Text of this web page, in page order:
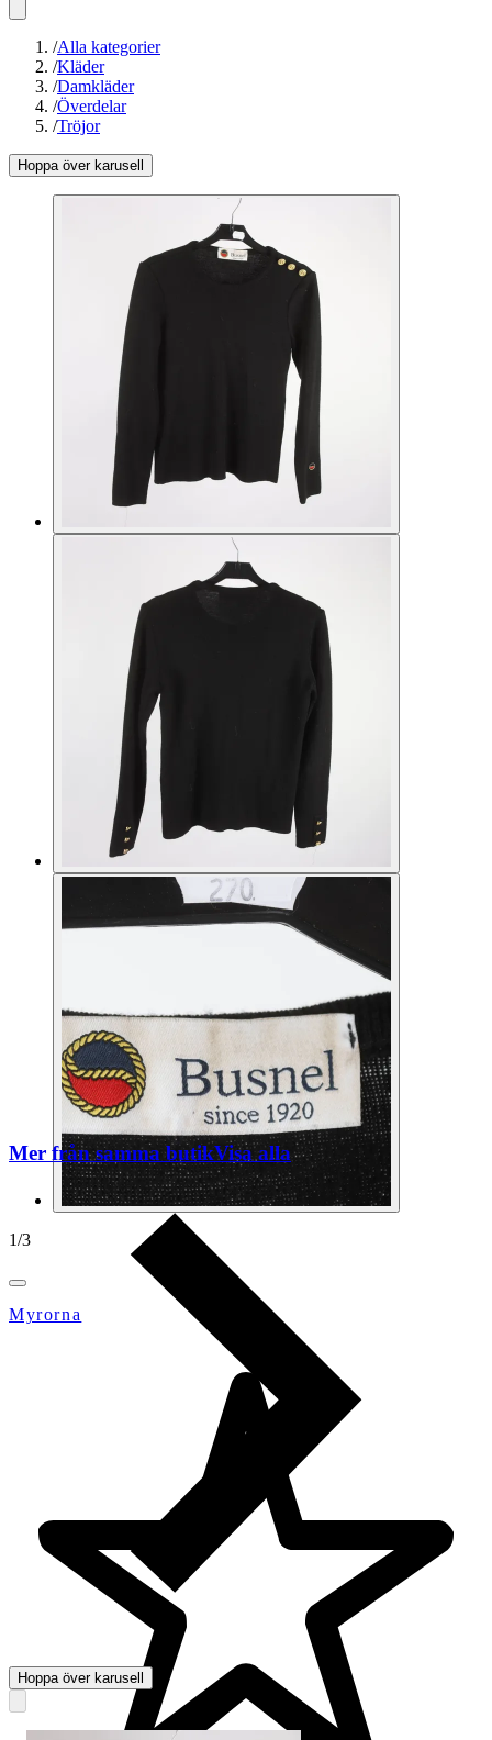
/Alla kategorier
/Kläder
/Damkläder
/Överdelar
/Tröjor
Hoppa över karusell
1/3
Myrorna
Mer från samma butikVisa alla
Hoppa över karusell